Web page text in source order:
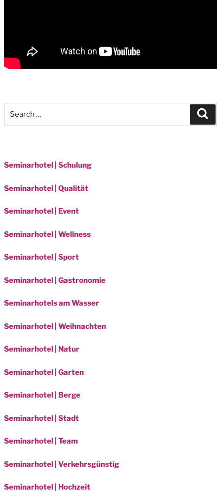
Seminarhotel | Schulung
Seminarhotel | Qualität
Seminarhotel | Event
Seminarhotel | Wellness
Seminarhotel | Sport
Seminarhotel | Gastronomie
Seminarhotels am Wasser
Seminarhotel | Weihnachten
Seminarhotel | Natur
Seminarhotel | Garten
Seminarhotel | Berge
Seminarhotel | Stadt
Seminarhotel | Team
Seminarhotel | Verkehrsgünstig
Seminarhotel | Hochzeit